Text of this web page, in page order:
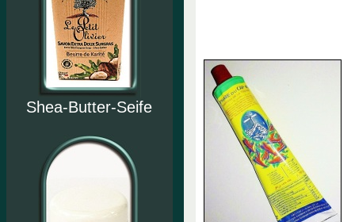
Shea-Butter-Seife